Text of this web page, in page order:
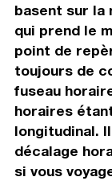
basent sur la
qui prend le
point de
toujours de
fuseau
horaires
longitudinal.
décalage
si vous